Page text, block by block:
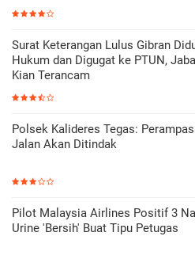
Surat Keterangan Lulus Gibran
Hukum dan Digugat ke PTUN,
Kian Terancam
Polsek Kalideres Tegas:
Jalan Akan Ditindak
Pilot Malaysia Airlines Positif 3
Urine 'Bersih' Buat Tipu Petugas